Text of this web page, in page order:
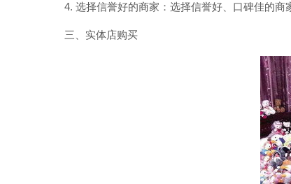
4. 选择信誉好的商家：选择信誉好、口碑佳的商
三、实体店购买